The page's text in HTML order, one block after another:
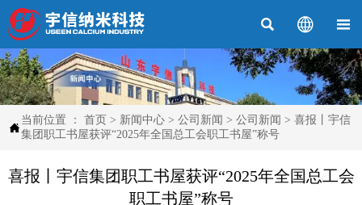
  

当前位置 ： 首页 > 新闻中心 > 公司新闻 > 公司新闻 > 喜报丨宇信
集团职工书屋获评“2025年全国总工会职工书屋”称号
喜报丨宇信集团职工书屋获评“2025年全国总工会
职工书屋”称号